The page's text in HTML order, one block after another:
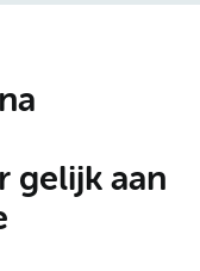
gelijk aan